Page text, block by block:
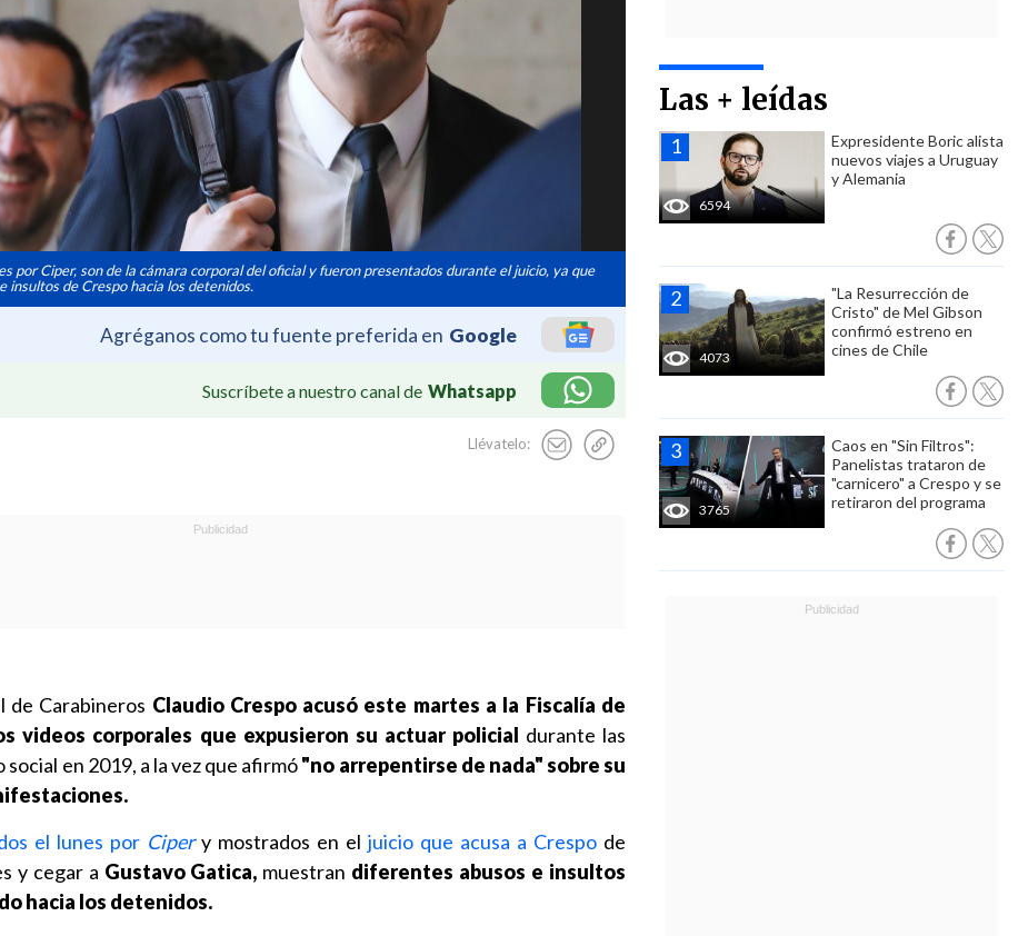
por Ciper, son de la cámara corporal del oficial y fueron presentados durante el juicio, ya que
insultos de Crespo hacia los detenidos.
Agréganos como tu fuente preferida en Google
Suscríbete a nuestro canal de Whatsapp
Llévatelo:
Las + leídas
6594
Expresidente Boric alista
nuevos viajes a Uruguay
y Alemania
4073
"La Resurrección de
Cristo" de Mel Gibson
confirmó estreno en
cines de Chile
3765
Caos en "Sin Filtros":
Panelistas trataron de
"carnicero" a Crespo y se
retiraron del programa
de Carabineros Claudio Crespo acusó este martes a la Fiscalía de
videos corporales que expusieron su actuar policial durante las
en 2019, a la vez que afirmó"no arrepentirse de nada" sobre su
el lunes por Ciper y mostrados en el juicio que acusa a Crespo de
y cegar a Gustavo Gatica, muestran diferentes abusos e insultos
hacia los detenidos.